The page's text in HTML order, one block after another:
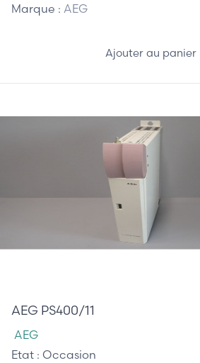
Marque : AEG
Ajouter au panier
AEG PS400/11
AEG
Etat : Occasion